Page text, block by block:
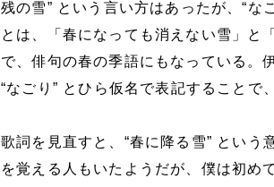
残の雪” という言い方はあったが、“な
とは、「春になっても消えない雪」と
で、俳句の春の季語にもなっている。
“なごり” とひら仮名で表記することで
歌詞を見直すと、“春に降る雪” という
を覚える人もいたようだが、僕は初め